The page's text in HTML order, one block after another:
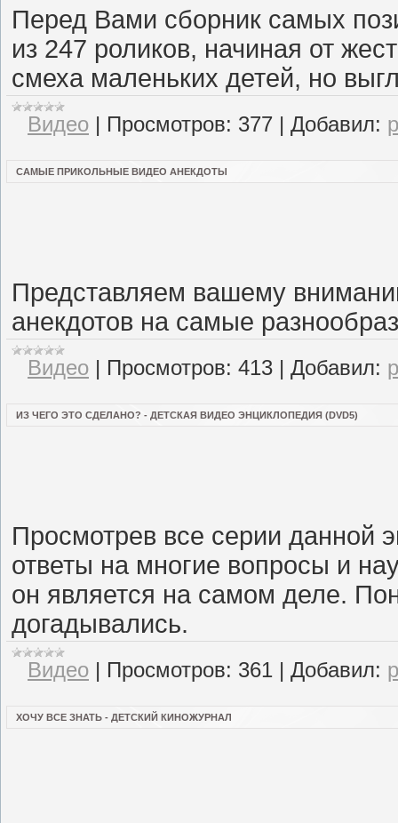
Перед Вами сборник самых
из 247 роликов, начиная от
смеха маленьких детей, но
Видео | Просмотров: 377 | Добавил:
САМЫЕ ПРИКОЛЬНЫЕ ВИДЕО АНЕКДОТЫ
Представляем вашему
анекдотов на самые
Видео | Просмотров: 413 | Добавил:
ИЗ ЧЕГО ЭТО СДЕЛАНО? - ДЕТСКАЯ ВИДЕО ЭНЦИКЛОПЕДИЯ (DVD5)
Просмотрев все серии данной
ответы на многие вопросы и
он является на самом деле.
догадывались.
Видео | Просмотров: 361 | Добавил:
ХОЧУ ВСЕ ЗНАТЬ - ДЕТСКИЙ КИНОЖУРНАЛ